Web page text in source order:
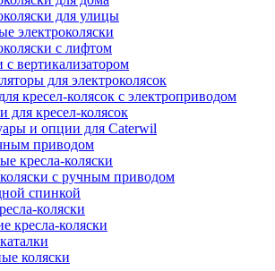
для улицы
электроколяски
с лифтом
с вертикализатором
для электроколясок
кресел-колясок с электроприводом
для кресел-колясок
и опции для Caterwil
приводом
кресла-коляски
с ручным приводом
спинкой
коляски
кресла-коляски
коляски